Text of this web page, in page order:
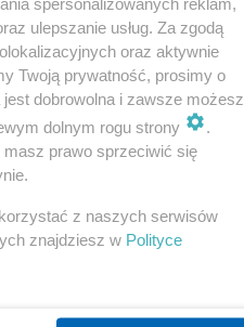
ulepszanie usług. Za zgodą
oraz aktywnie
Twoją prywatność, prosimy o
dobrowolna i zawsze możesz
dolnym rogu strony
.
prawo sprzeciwić się
z naszych serwisów
znajdziesz w Polityce